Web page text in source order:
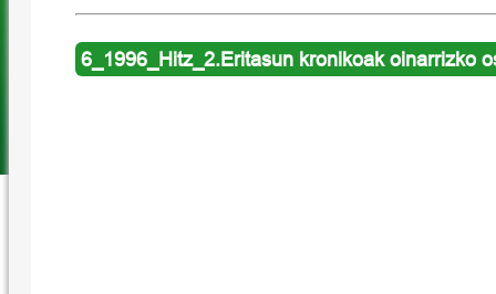
6_1996_Hitz_2.Eritasun kronikoak oinarrizko